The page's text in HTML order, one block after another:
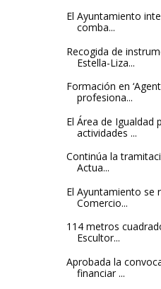
El Ayuntamiento
comba...
Recogida de
Estella-Liza...
Formación en
profesiona...
El Área de Igualdad
actividades ...
Continúa la
Actua...
El Ayuntamiento se
Comercio...
114 metros
Escultor...
Aprobada la
financiar ...